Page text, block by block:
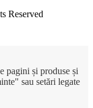
Reserved
pagini și produse și
sau setări legate